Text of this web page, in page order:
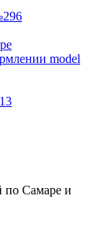
model
по Самаре и